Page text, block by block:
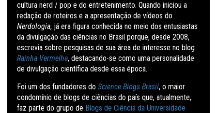
cultura nerd / pop e do entretenimento. Quando iniciou a
redação de roteiros e a apresentação de vídeos do
Nerdologia, já era figura conhecida no meio dos entusiastas
da divulgação das ciências no Brasil porque, desde 2008,
escrevia sobre pesquisas de sua área de interesse no blog
Rainha Vermelha, destacando-se como uma personalidade
de divulgação científica desde essa época.
Foi um dos fundadores do Science Blogs Brasil, o maior
condomínio de blogs de ciências do país que, atualmente,
faz parte do grupo de Blogs de Ciência da Universidade